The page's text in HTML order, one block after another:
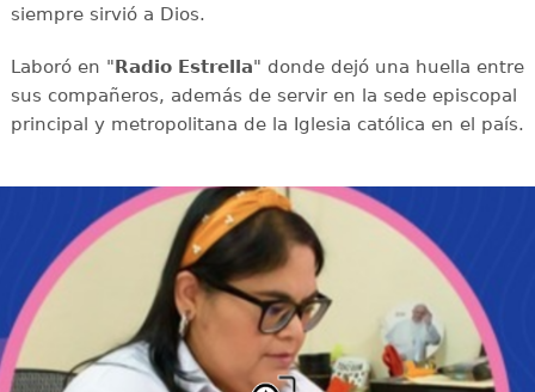
siempre sirvió a Dios.
Laboró en "Radio Estrella" donde dejó una huella entre
sus compañeros, además de servir en la sede episcopal
principal y metropolitana de la Iglesia católica en el país.